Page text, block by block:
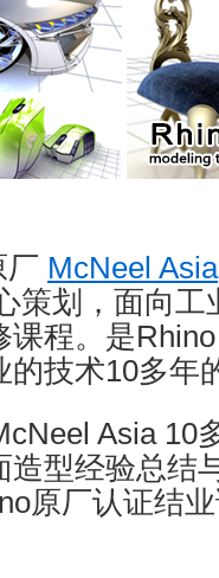
厂 McNeel Asia
策划，面向工
程。是
的技术10多年
Asia 10
造型经验总结
原厂认证结